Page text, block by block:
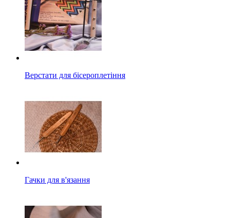
Верстати для бісероплетіння
Гачки для в'язання